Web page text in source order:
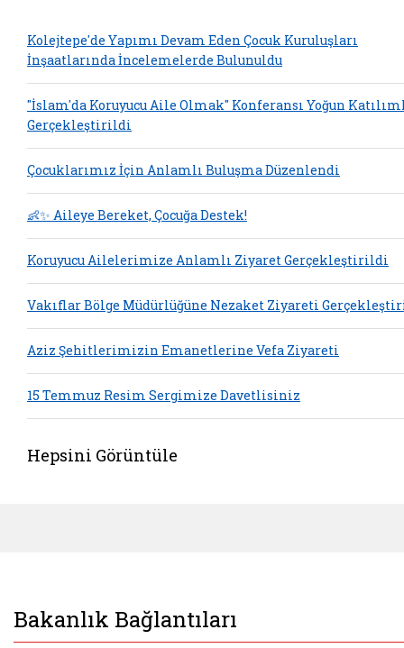
Kolejtepe'de Yapımı Devam Eden Çocuk Kuruluşları
İnşaatlarında İncelemelerde Bulunuldu
"İslam'da Koruyucu Aile Olmak" Konferansı Yoğun
Gerçekleştirildi
Çocuklarımız İçin Anlamlı Buluşma Düzenlendi
👶✨ Aileye Bereket, Çocuğa Destek!
Koruyucu Ailelerimize Anlamlı Ziyaret Gerçekleştirildi
Vakıflar Bölge Müdürlüğüne Nezaket Ziyareti
Aziz Şehitlerimizin Emanetlerine Vefa Ziyareti
15 Temmuz Resim Sergimize Davetlisiniz
Hepsini Görüntüle
Bakanlık Bağlantıları